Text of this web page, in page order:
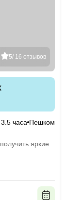
5/ 16 отзывов
3.5 часа Пешком
яркие